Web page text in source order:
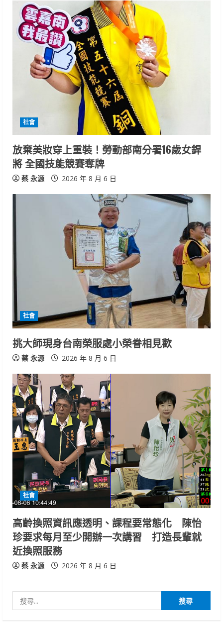
R
n
g
社會
放棄美妝穿上重裝！勞動部南分署16歲女銲
將 全國技能競賽奪牌
蔡 永源 2026 年 8 月 6 日
社會
挑大師現身台南榮服處小榮眷相見歡
蔡 永源 2026 年 8 月 6 日
社會
高齡換照資訊應透明、課程要常態化 陳怡
珍要求每月至少開辦一次講習 打造長輩就
近換照服務
蔡 永源 2026 年 8 月 6 日
尋